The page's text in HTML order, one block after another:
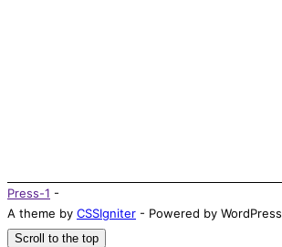
Press-1 -
A theme by CSSIgniter - Powered by WordPress
Scroll to the top